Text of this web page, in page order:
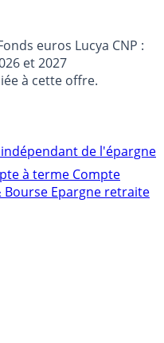
euros Lucya CNP :
et 2027
à cette offre.
de l'épargne
à terme Compte
Bourse Epargne retraite